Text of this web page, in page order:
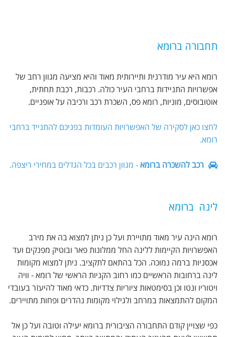
תחבורה ברומא
רומא היא עיר מודרנית ותיירותית מאוד והיא מציעה מגוון רחב של
אפשרויות התניידות ברחבי העיר כולה. רכבות, רכבת תחתית,
אוטובוסים, מוניות, רומא פס, השכרת רכב ורכיבה על אופניים.
לחצו כאן לסקירה של האפשרויות העומדות בפניכם להתנייד ברחבי
רומא.
רכב להשכרה ברומא- מגוון רכבים בכל הגדלים במחירי ריצפה.
לינה ברומא
רומא הינה עיר מאוד מתויירת ועל כן ניתן למצוא בה את מירב
האפשרויות הקיימות ללינה החל ממלונות פאר ובוטיק מפנקים ועד
אכסניות ברמה נמוכה. הכל בהתאם לתקציב. ניתן למצוא מקומות
לינה ברחובות הראשיים כמו רחוב הקניות הראשי של רומא - וויה
ויטוריו ונטו וכן בסימטאות ציוריות צדדיות. כדאי מאוד להיעזר בעובדי
המקום להתמצאות במרחב ולגילוי מקומות נהדרים ופחות מתויירים.
כפי שצויין קודם התחבורה הציבורית ברומא יעילה וטובה ועל כן אל